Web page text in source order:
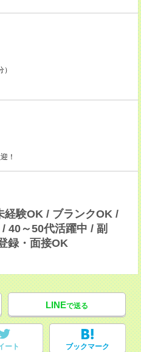
！
経験OK / ブランクOK /
40～50代活躍中 / 副
録・面接OK
LINEで送る
ート ブックマーク